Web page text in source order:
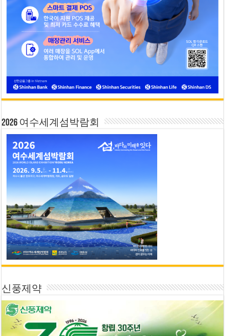
2026 여수세계섬박람회
신풍제약